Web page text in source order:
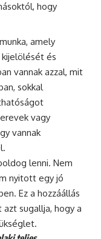
hogy
amely
és
vannak azzal, mit
sokkal
vagy
vannak
lenni. Nem
nyitott egy jó
Ez a hozzáállás
sugallja, hogy a